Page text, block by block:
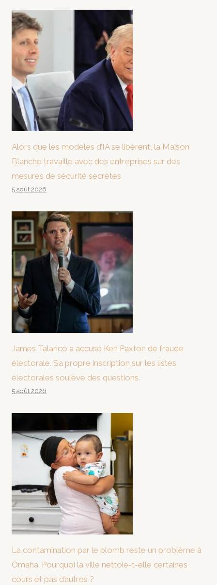
Alors que les modèles d’IA se libèrent, la Maison
Blanche travaille avec des entreprises sur des
mesures de sécurité secrètes
5 août 2026
James Talarico a accusé Ken Paxton de fraude
électorale. Sa propre inscription sur les listes
électorales soulève des questions.
5 août 2026
La contamination par le plomb reste un problème à
Omaha. Pourquoi la ville nettoie-t-elle certaines
cours et pas d’autres ?